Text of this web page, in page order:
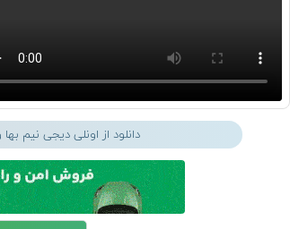
دانلود از اونلی دیجی نیم